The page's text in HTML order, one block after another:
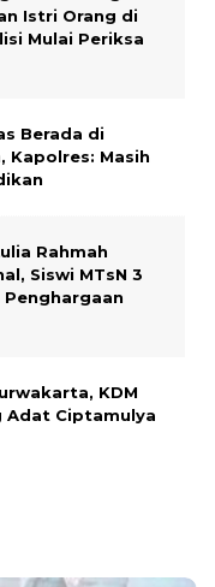
Istri Orang di
Mulai Periksa
Berada di
Kapolres: Masih
Rahmah
Siswi MTsN 3
Penghargaan
KDM
Adat Ciptamulya